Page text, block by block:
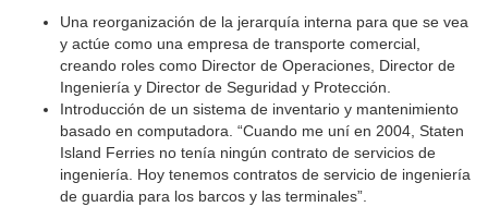
Una reorganización de la jerarquía interna para que se vea
y actúe como una empresa de transporte comercial,
creando roles como Director de Operaciones, Director de
Ingeniería y Director de Seguridad y Protección.
Introducción de un sistema de inventario y mantenimiento
basado en computadora. “Cuando me uní en 2004, Staten
Island Ferries no tenía ningún contrato de servicios de
ingeniería. Hoy tenemos contratos de servicio de ingeniería
de guardia para los barcos y las terminales”.